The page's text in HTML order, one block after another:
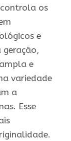
os
e
geração,
e
variedade
a
Esse